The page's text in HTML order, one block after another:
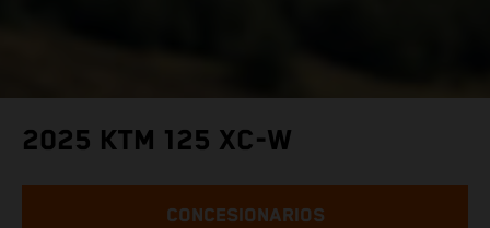
2025 KTM 125 XC-W
CONCESIONARIOS